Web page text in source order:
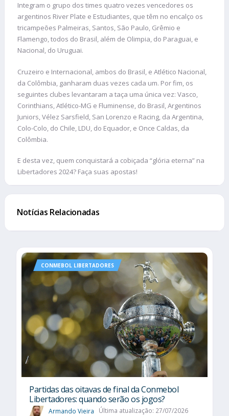
Integram o grupo dos times quatro vezes vencedores os
argentinos River Plate e Estudiantes, que têm no encalço os
tricampeões Palmeiras, Santos, São Paulo, Grêmio e
Flamengo, todos do Brasil, além de Olimpia, do Paraguai, e
Nacional, do Uruguai.
Cruzeiro e Internacional, ambos do Brasil, e Atlético Nacional,
da Colômbia, ganharam duas vezes cada um. Por fim, os
seguintes clubes levantaram a taça uma única vez: Vasco,
Corinthians, Atlético-MG e Fluminense, do Brasil, Argentinos
Juniors, Vélez Sarsfield, San Lorenzo e Racing, da Argentina,
Colo-Colo, do Chile, LDU, do Equador, e Once Caldas, da
Colômbia.
E desta vez, quem conquistará a cobiçada “glória eterna” na
Libertadores 2024? Faça suas apostas!
Notícias Relacionadas
CONMEBOL LIBERTADORES
Partidas das oitavas de final da Conmebol
Libertadores: quando serão os jogos?
Armando Vieira Última atualização: 27/07/2026